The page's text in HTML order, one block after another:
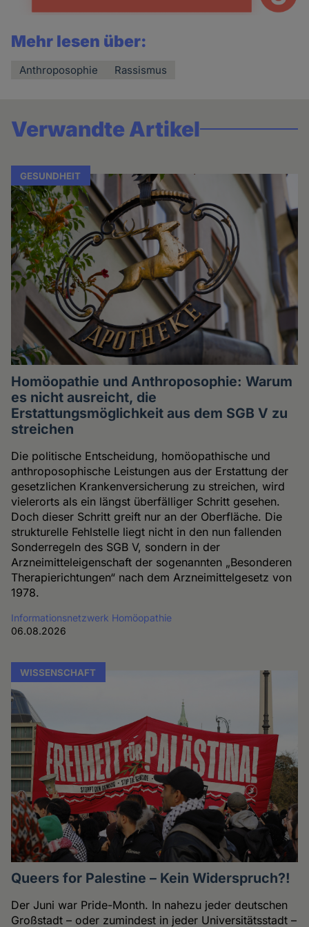
Mehr lesen über:
Anthroposophie Rassismus
Verwandte Artikel
GESUNDHEIT
Homöopathie und Anthroposophie: Warum
es nicht ausreicht, die
Erstattungsmöglichkeit aus dem SGB V zu
streichen
Die politische Entscheidung, homöopathische und
anthroposophische Leistungen aus der Erstattung der
gesetzlichen Krankenversicherung zu streichen, wird
vielerorts als ein längst überfälliger Schritt gesehen.
Doch dieser Schritt greift nur an der Oberfläche. Die
strukturelle Fehlstelle liegt nicht in den nun fallenden
Sonderregeln des SGB V, sondern in der
Arzneimitteleigenschaft der sogenannten „Besonderen
Therapierichtungen“ nach dem Arzneimittelgesetz von
1978.
Informationsnetzwerk Homöopathie
06.08.2026
WISSENSCHAFT
Queers for Palestine – Kein Widerspruch?!
Der Juni war Pride-Month. In nahezu jeder deutschen
Großstadt – oder zumindest in jeder Universitätsstadt –